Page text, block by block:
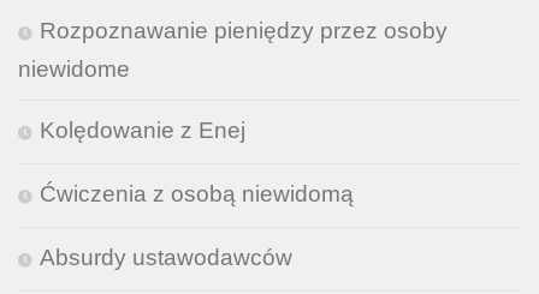
Rozpoznawanie pieniędzy przez osoby
niewidome
Kolędowanie z Enej
Ćwiczenia z osobą niewidomą
Absurdy ustawodawców